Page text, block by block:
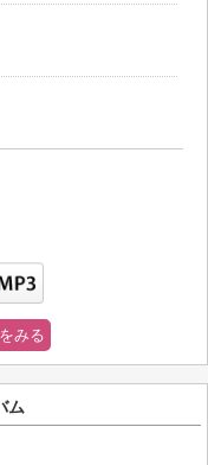
みる
ム